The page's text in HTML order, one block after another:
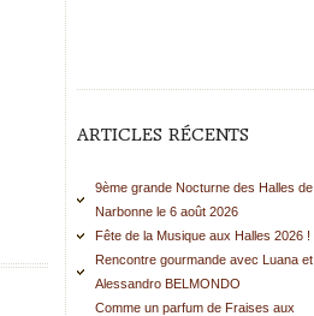
ARTICLES RÉCENTS
9ème grande Nocturne des Halles de
Narbonne le 6 août 2026
Fête de la Musique aux Halles 2026 !
Rencontre gourmande avec Luana et
Alessandro BELMONDO
Comme un parfum de Fraises aux